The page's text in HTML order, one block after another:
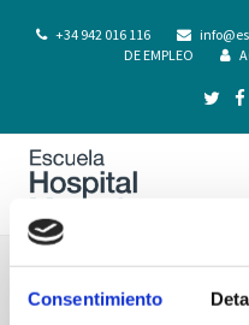
Consentimiento
+34 942 016 116
DE EMPLEO
NORMAS DE
FUNCIONAMIENTO